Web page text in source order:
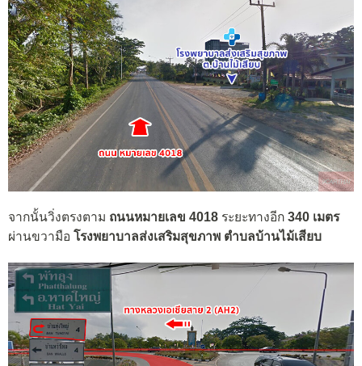
จากนั้นวิ่งตรงตาม ถนนหมายเลข 4018 ระยะทางอีก 340 เมตร
ผ่านขวามือ โรงพยาบาลส่งเสริมสุขภาพ ตำบลบ้านไม้เสียบ